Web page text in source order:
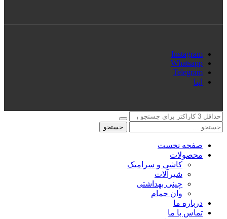
Instagram
Whatsapp
Telegram
ایتا
جستجو
صفحه نخست
محصولات
کاشی و سرامیک
شیرآلات
چینی بهداشتی
وان حمام
درباره ما
تماس با ما